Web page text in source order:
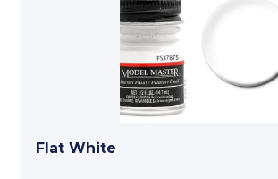
Flat White